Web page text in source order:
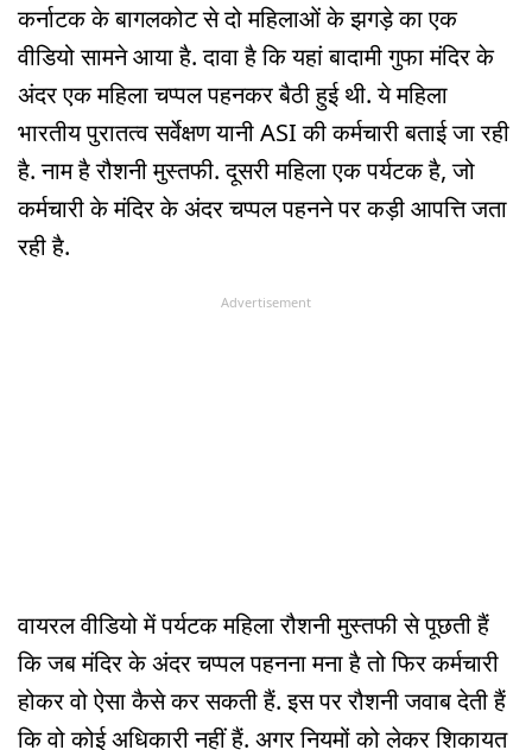
कर्नाटक के बागलकोट से दो महिलाओं के झगड़े का एक
वीडियो सामने आया है. दावा है कि यहां बादामी गुफा मंदिर के
अंदर एक महिला चप्पल पहनकर बैठी हुई थी. ये महिला
भारतीय पुरातत्व सर्वेक्षण यानी ASI की कर्मचारी बताई जा रही
है. नाम है रौशनी मुस्तफी. दूसरी महिला एक पर्यटक है, जो
कर्मचारी के मंदिर के अंदर चप्पल पहनने पर कड़ी आपत्ति जता
रही है.
Advertisement
वायरल वीडियो में पर्यटक महिला रौशनी मुस्तफी से पूछती हैं
कि जब मंदिर के अंदर चप्पल पहनना मना है तो फिर कर्मचारी
होकर वो ऐसा कैसे कर सकती हैं. इस पर रौशनी जवाब देती हैं
कि वो कोई अधिकारी नहीं हैं. अगर नियमों को लेकर शिकायत